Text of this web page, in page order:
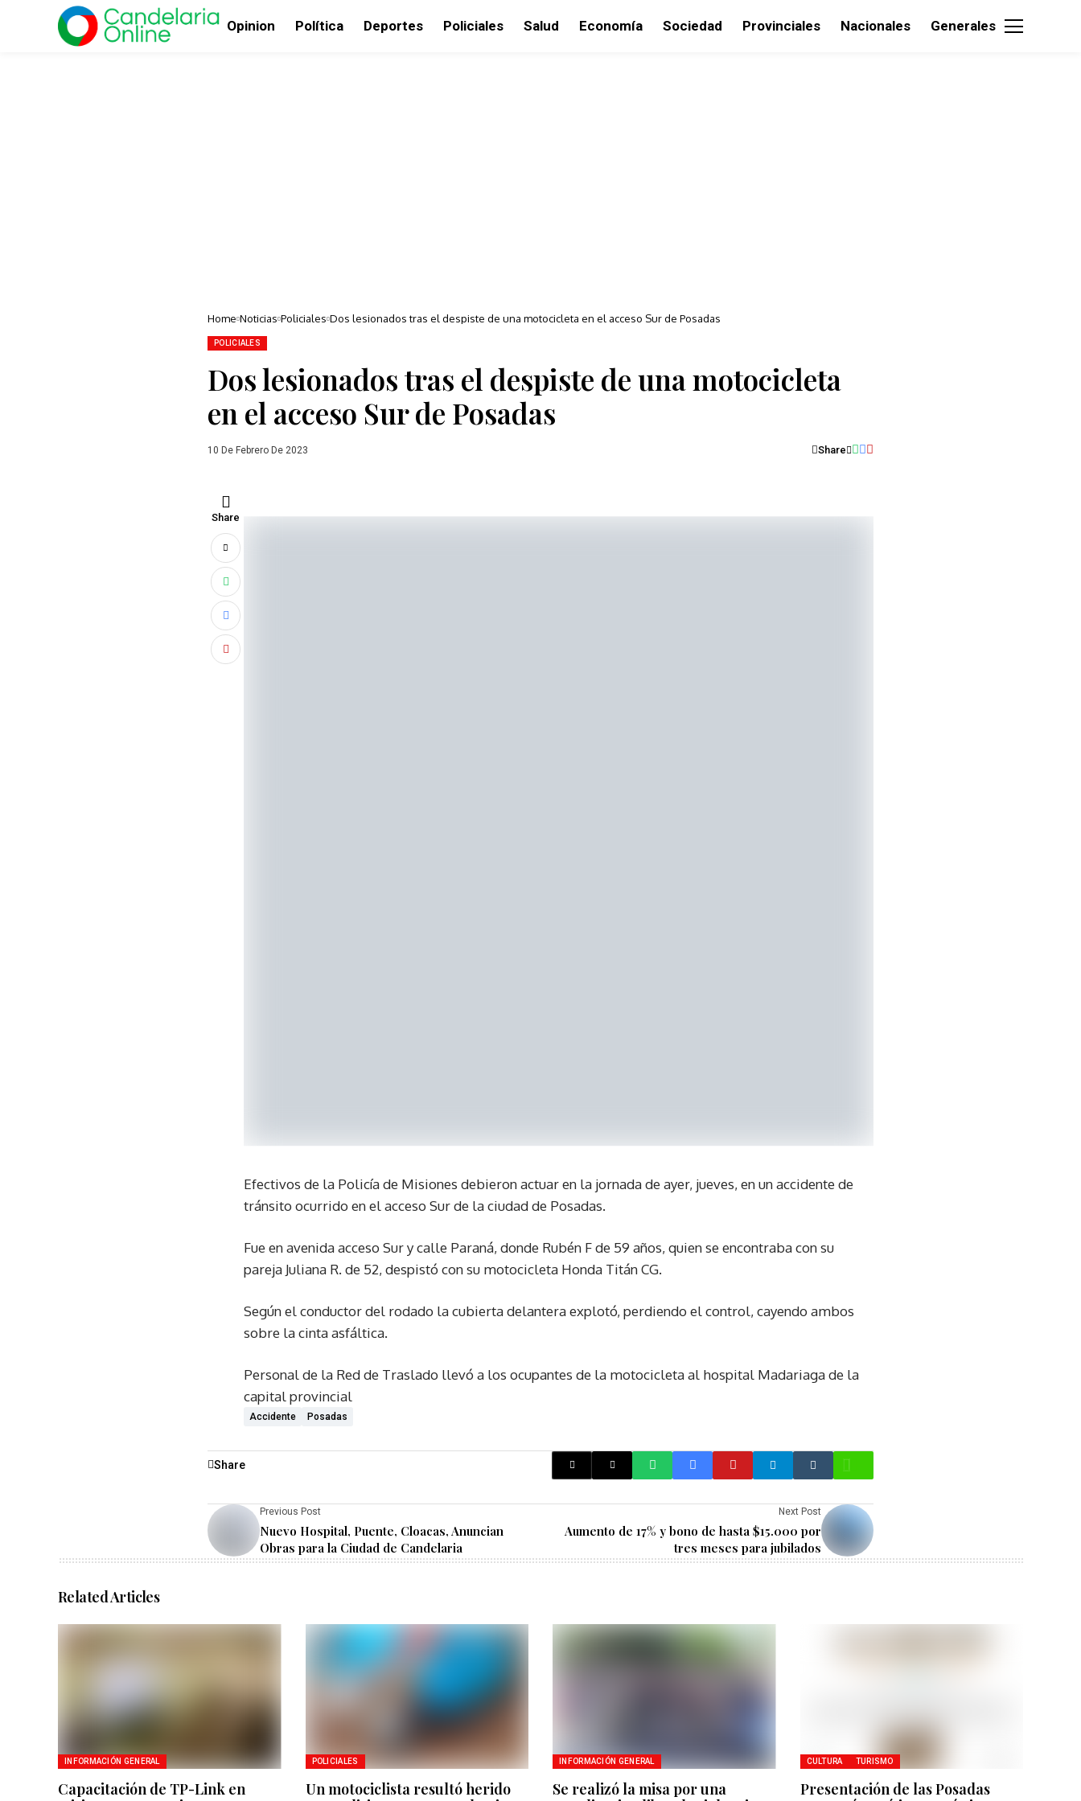
Opinion Política Deportes Policiales Salud Economía Sociedad Provinciales Nacionales Generales
Home Noticias Policiales Dos lesionados tras el despiste de una motocicleta en el acceso Sur de Posadas
POLICIALES
Dos lesionados tras el despiste de una motocicleta
en el acceso Sur de Posadas
10 De Febrero De 2023 Share
Share
Efectivos de la Policía de Misiones debieron actuar en la jornada de ayer, jueves, en un accidente de
tránsito ocurrido en el acceso Sur de la ciudad de Posadas.
Fue en avenida acceso Sur y calle Paraná, donde Rubén F de 59 años, quien se encontraba con su
pareja Juliana R. de 52, despistó con su motocicleta Honda Titán CG.
Según el conductor del rodado la cubierta delantera explotó, perdiendo el control, cayendo ambos
sobre la cinta asfáltica.
Personal de la Red de Traslado llevó a los ocupantes de la motocicleta al hospital Madariaga de la
capital provincial
Accidente Posadas
Share
Previous Post
Nuevo Hospital, Puente, Cloacas, Anuncian
Obras para la Ciudad de Candelaria
Next Post
Aumento de 17% y bono de hasta $15.000 por
tres meses para jubilados
Related Articles
INFORMACIÓN GENERAL
Capacitación de TP-Link en
POLICIALES
Un motociclista resultó herido
INFORMACIÓN GENERAL
Se realizó la misa por una
CULTURA TURISMO
Presentación de las Posadas